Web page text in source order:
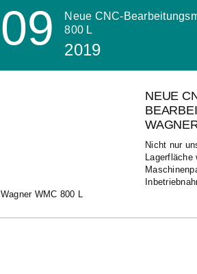
09
Neue CNC-
800 L
2019
NEUE
Nicht nur
Lagerfläche
Wagner WMC 800 L